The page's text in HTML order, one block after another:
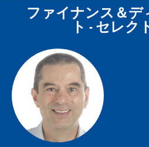
ファイナンス＆
ト - セレク